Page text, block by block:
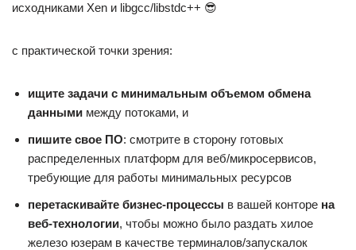
исходниками Xen и libgcc/libstdc++ 😎
с практической точки зрения:
ищите задачи с минимальным объемом обмена
данными между потоками, и
пишите свое ПО: смотрите в сторону готовых
распределенных платформ для веб/микросервисов,
требующие для работы минимальных ресурсов
перетаскивайте бизнес-процессы в вашей конторе на
веб-технологии, чтобы можно было раздать хилое
железо юзерам в качестве терминалов/запускалок